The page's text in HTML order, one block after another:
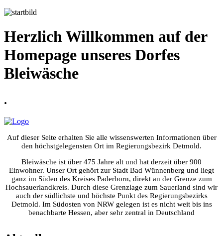
Herzlich Willkommen auf der
Homepage unseres Dorfes
Bleiwäsche
.
Auf dieser Seite erhalten Sie alle wissenswerten Informationen über
den höchstgelegensten Ort im Regierungsbezirk Detmold.
Bleiwäsche ist über 475 Jahre alt und hat derzeit über 900
Einwohner. Unser Ort gehört zur Stadt Bad Wünnenberg und liegt
ganz im Süden des Kreises Paderborn, direkt an der Grenze zum
Hochsauerlandkreis. Durch diese Grenzlage zum Sauerland sind wir
auch der südlichste und höchste Punkt des Regierungsbezirks
Detmold. Im Südosten von NRW gelegen ist es nicht weit bis ins
benachbarte Hessen, aber sehr zentral in Deutschland